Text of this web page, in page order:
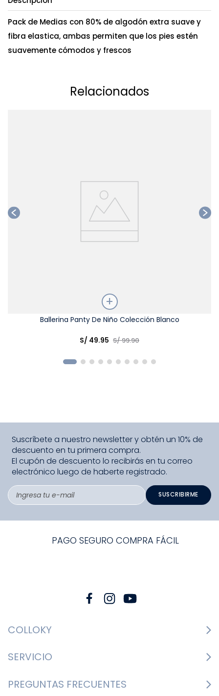
Pack de Medias con 80% de algodón extra suave y
fibra elastica, ambas permiten que los pies estén
suavemente cómodos y frescos
Relacionados
Ballerina Panty De Niño Colección Blanco
S/ 49.95 S/99.90
Suscríbete a nuestro newsletter y obtén un 10% de
descuento en tu primera compra.
El cupón de descuento lo recibirás en tu correo
electrónico luego de haberte registrado.
SUSCRIBIRME
PAGO SEGURO COMPRA FÁCIL
COLLOKY
Guía de tallas Accesorios
SERVICIO
PREGUNTAS FRECUENTES